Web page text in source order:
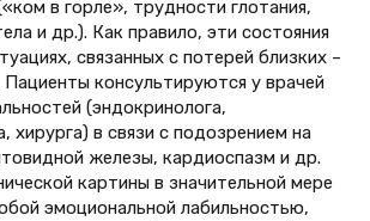
в горле», трудности глотания,
и др.). Как правило, эти состояния
связанных с потерей близких –
консультируются у врачей
(эндокринолога,
хирурга) в связи с подозрением на
железы, кардиоспазм и др.
картины в значительной мере
эмоциональной лабильностью,